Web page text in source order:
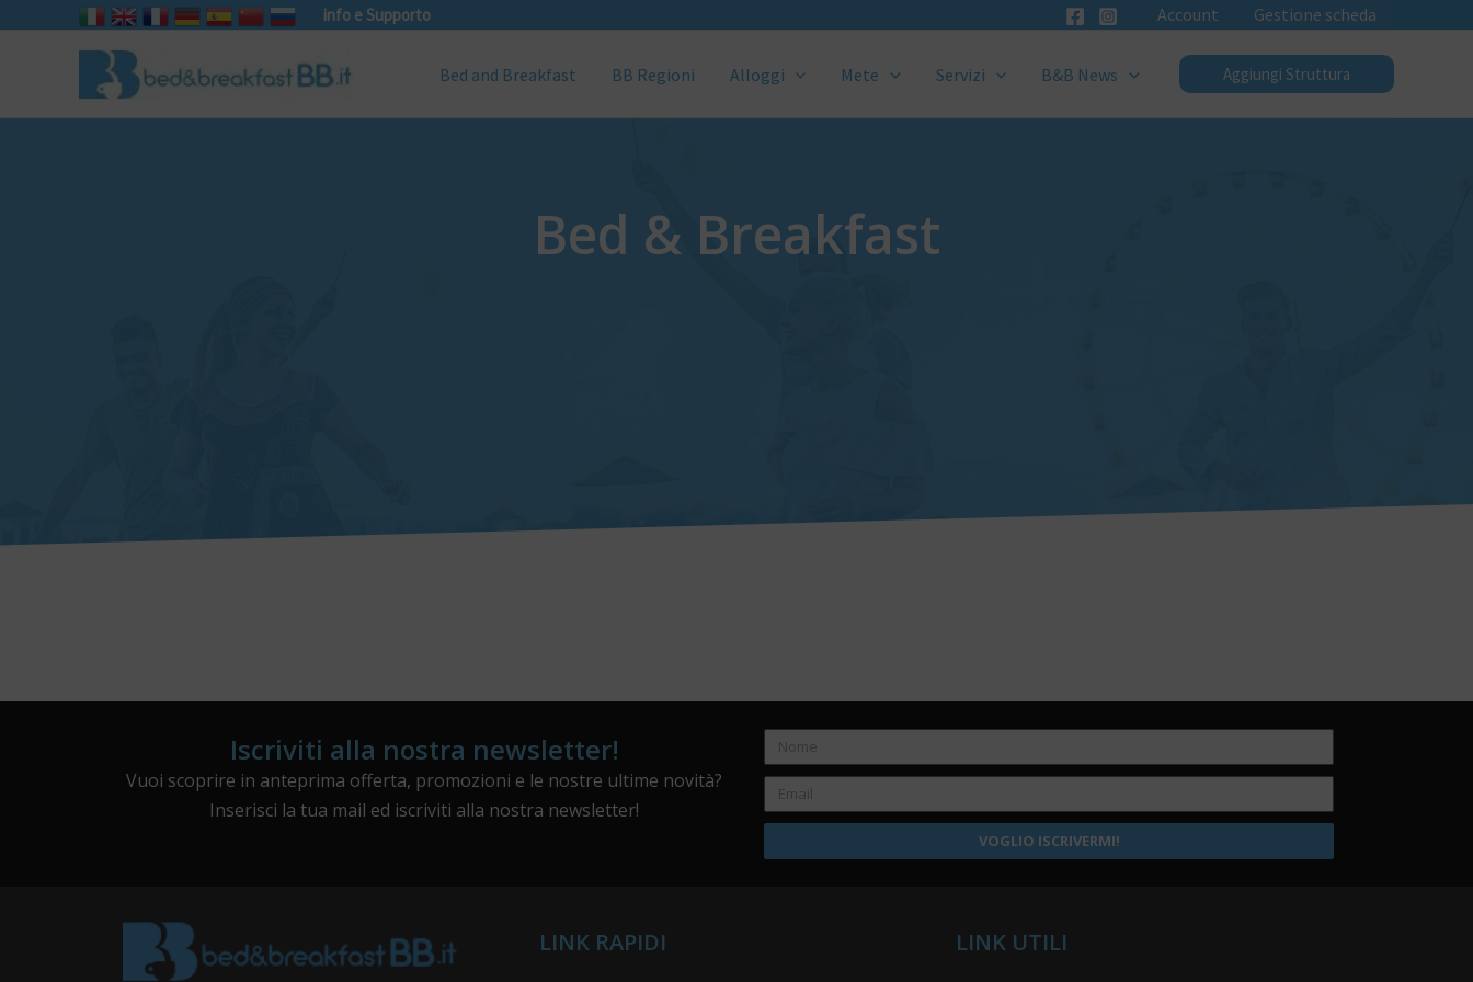
info e Supporto Account Gestione scheda
Bed and Breakfast BB Regioni Alloggi Mete Servizi B&B News Aggiungi Struttura
Bed & Breakfast
Iscriviti alla nostra newsletter!
Vuoi scoprire in anteprima offerta, promozioni e le nostre ultime novità?
Inserisci la tua mail ed iscriviti alla nostra newsletter!
VOGLIO ISCRIVERMI!
LINK RAPIDI LINK UTILI